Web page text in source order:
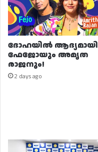
ദോഹയിൽ ആദ്യമായി
ഫേജോയും അമൃത
രാജനും!
2 days ago